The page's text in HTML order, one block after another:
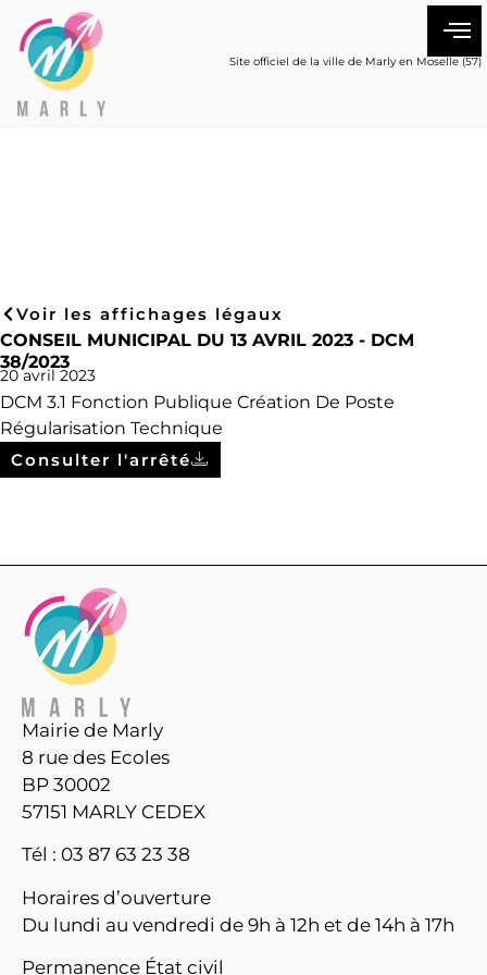
Site officiel de la ville de Marly en Moselle (57)
Voir les affichages légaux
CONSEIL MUNICIPAL DU 13 AVRIL 2023 - DCM
38/2023
20 avril 2023
DCM 3.1 Fonction Publique Création De Poste
Régularisation Technique
Consulter l'arrêté
Mairie de Marly
8 rue des Ecoles
BP 30002
57151 MARLY CEDEX
Tél : 03 87 63 23 38
Horaires d’ouverture
Du lundi au vendredi de 9h à 12h et de 14h à 17h
Permanence État civil